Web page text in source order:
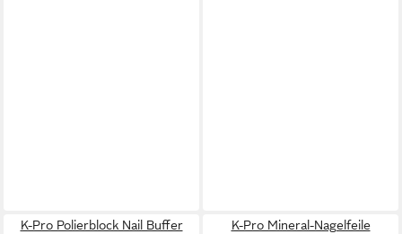
K-Pro Polierblock Nail Buffer
K-Pro Mineral-Nagelfeile